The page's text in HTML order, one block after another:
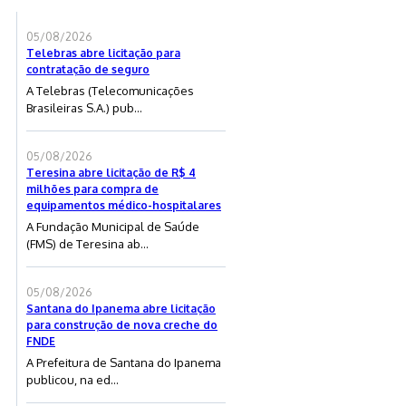
05/08/2026
Telebras abre licitação para
contratação de seguro
A Telebras (Telecomunicações
Brasileiras S.A.) pub...
05/08/2026
Teresina abre licitação de R$ 4
milhões para compra de
equipamentos médico-hospitalares
A Fundação Municipal de Saúde
(FMS) de Teresina ab...
05/08/2026
Santana do Ipanema abre licitação
para construção de nova creche do
FNDE
A Prefeitura de Santana do Ipanema
publicou, na ed...